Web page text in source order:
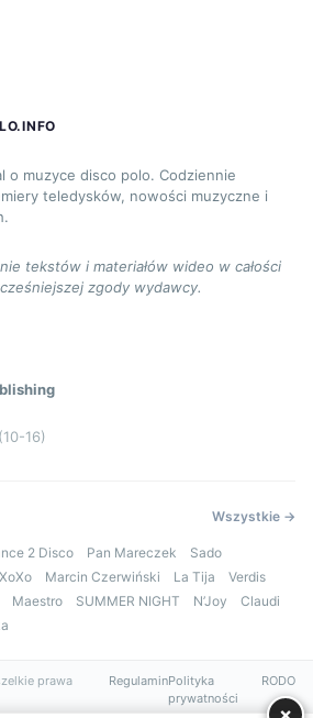
o muzyce disco polo. Codziennie
teledysków, nowości muzyczne i
tekstów i materiałów wideo w całości
zgody wydawcy.
(10-16)
Wszystkie →
2 Disco Pan Mareczek
Sado
XoXo Marcin Czerwiński La Tija
Verdis
Maestro SUMMER NIGHT N’Joy
Claudi
prawa
RegulaminPolityka
prywatności
RODO